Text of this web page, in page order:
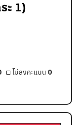
ะ 1)
ไม่ลงคะแนน 0